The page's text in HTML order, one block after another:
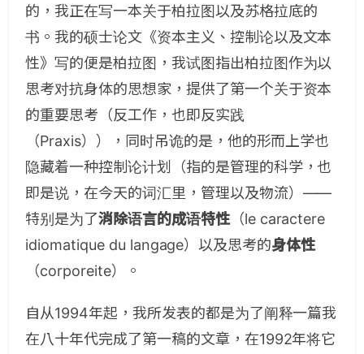
的，我正在写一本关于柏拉图以及苏格拉底的
书。我的硕士论文《资本主义、控制论以及文本
性》写的便是柏拉图，我试图指出柏拉图作为以
思考对抗身体的思想家，提供了第一个关于资本
的重要思考（反工作，也即反实践
（Praxis）），同时吊诡的是，他的形而上学也
隐藏着一种控制论计划（指的是管理的科学，也
即是说，在今天的词汇里，管理以及物流）——
特别是为了消除语言的成语特性（le caractere
idiomatique du langage）以及思考的身体性
（corporeite）。
自从1994年起，我所发表的都是为了阐释一篇我
在八十年代完成了第一稿的文章，在1992年将它